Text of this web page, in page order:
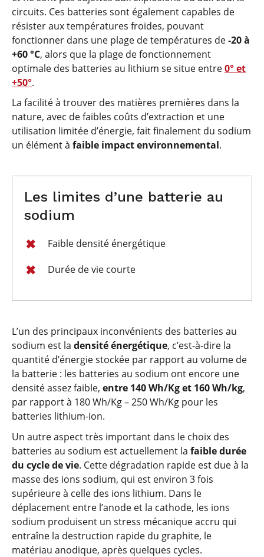
circuits. Ces batteries sont également capables de
résister aux températures froides, pouvant
fonctionner dans une plage de températures de-20 à
+60 °C, alors que la plage de fonctionnement
optimale des batteries au lithium se situe entre0° et
+50°.
La facilité à trouver des matières premières dans la
nature, avec de faibles coûts d’extraction et une
utilisation limitée d’énergie, fait finalement du sodium
un élément à faible impact environnemental.
Les limites d’une batterie au
sodium
Faible densité énergétique
Durée de vie courte
L’un des principaux inconvénients des batteries au
sodium est la densité énergétique, c’est-à-dire la
quantité d’énergie stockée par rapport au volume de
la batterie : les batteries au sodium ont encore une
densité assez faible, entre 140 Wh/Kg et 160 Wh/kg,
par rapport à 180 Wh/Kg – 250 Wh/Kg pour les
batteries lithium-ion.
Un autre aspect très important dans le choix des
batteries au sodium est actuellement la faible durée
du cycle de vie. Cette dégradation rapide est due à la
masse des ions sodium, qui est environ 3 fois
supérieure à celle des ions lithium. Dans le
déplacement entre l’anode et la cathode, les ions
sodium produisent un stress mécanique accru qui
entraîne la destruction rapide du graphite, le
matériau anodique, après quelques cycles.